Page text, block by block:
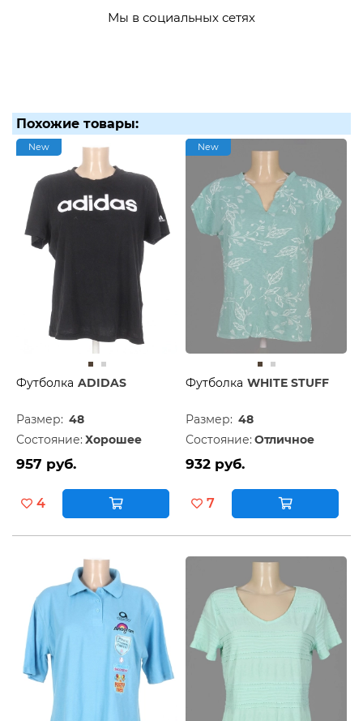
Мы в социальных сетях
Похожие товары:
New
Футболка ADIDAS
Размер: 48
Состояние: Хорошее
957 руб.
4
New
Футболка WHITE STUFF
Размер: 48
Состояние: Отличное
932 руб.
7